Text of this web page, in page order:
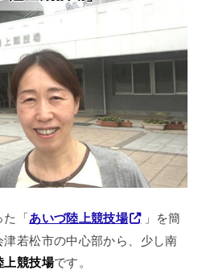
た「あいづ陸上競技場
」を簡
若松市の中心部から、少し南
上競技場です。